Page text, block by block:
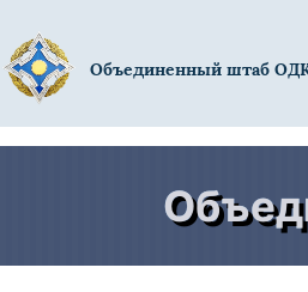
Объединенный штаб